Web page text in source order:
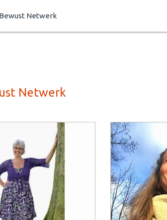
Bewust Netwerk
Netwerk